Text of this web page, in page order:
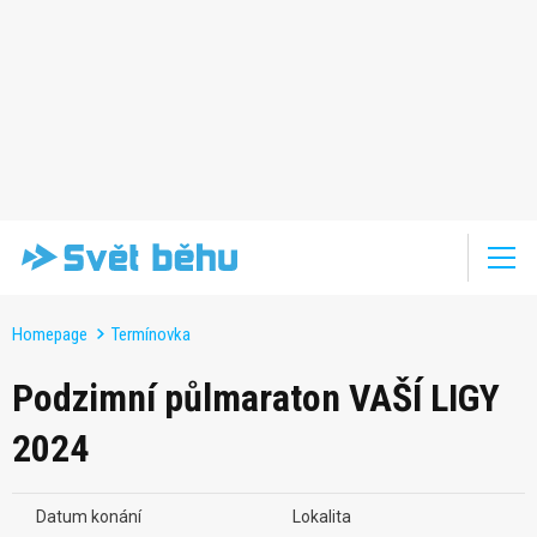
Homepage Termínovka
Podzimní půlmaraton VAŠÍ LIGY
2024
Datum konání Lokalita